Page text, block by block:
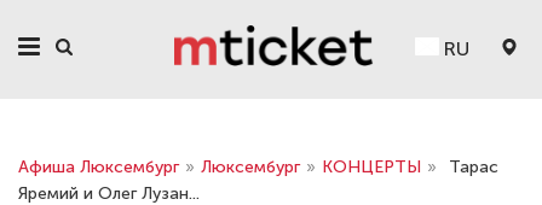
RU
Афиша Люксембург » Люксембург » КОНЦЕРТЫ »
Тарас
Яремий и Олег Лузан...